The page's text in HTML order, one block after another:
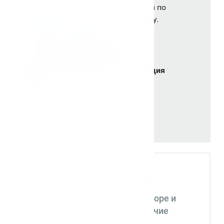
Сервисный центр выполняет работы по
гарантийному и сервисному ремонту.
Удаленная бесплатная консультация
Помогаем на всех этапах: в выборе и
внедрении оборудования в рабочие